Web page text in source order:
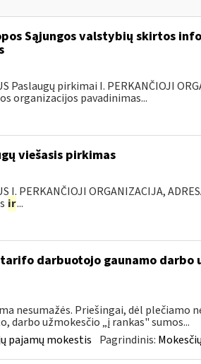
Sąjungos valstybių skirtos
Paslaugų pirkimai I. PERKANČIOJI
organizacijos pavadinimas...
viešasis pirkimas
I. PERKANČIOJI ORGANIZACIJA,
ir...
darbuotojo gaunamo darbo
nesumažės. Priešingai, dėl plečiamo
darbo užmokesčio „į rankas" sumos...
pajamų mokestis Pagrindinis: